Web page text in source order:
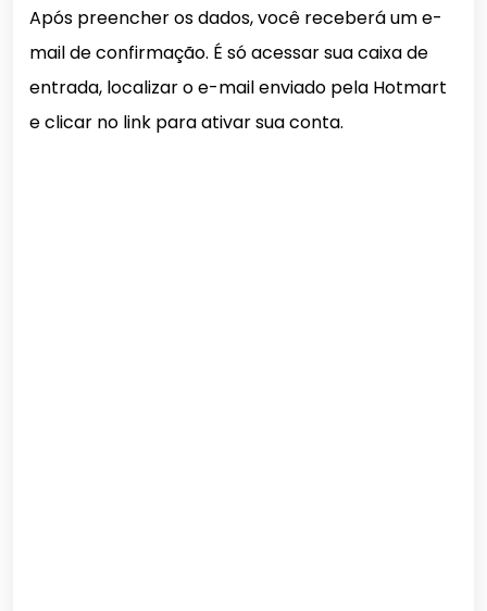
Após preencher os dados, você receberá um e-
mail de confirmação. É só acessar sua caixa de
entrada, localizar o e-mail enviado pela Hotmart
e clicar no link para ativar sua conta.